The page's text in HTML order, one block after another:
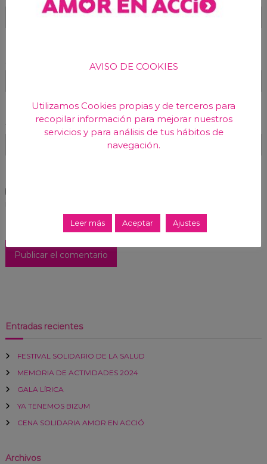
Web
Entradas recientes
FESTIVAL SOLIDARIO DE LA SALUD
MEMORIA DE ACTIVIDADES 2024
GALA LÍRICA
YA TENEMOS BIZUM
CENA SOLIDARIA AMOR EN ACCIÓ
Archivos
AVISO DE COOKIES
Utilizamos Cookies propias y de terceros para
recopilar información para mejorar nuestros
servicios y para análisis de tus hábitos de
navegación.
Leer más Aceptar Ajustes